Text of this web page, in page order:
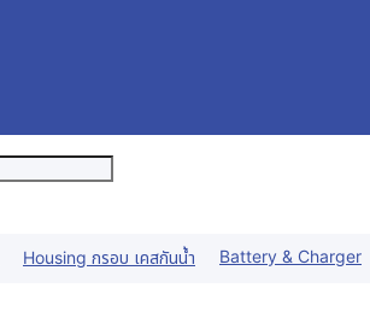
Housing กรอบ เคสกันน้ำ Battery & Charger